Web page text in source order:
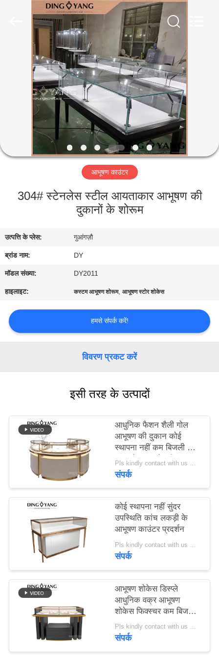
वीडियो
हमारे
बारे
दौरा
गुणवत्ता
नियंत्रण
उद्धरण
मांगें
साइटमैप
PRIVACY
POLICY
आभूषण काउंटर
304# स्टेनलेस स्टील आयताकार आभूषण की
दुकानों के शोरूम
उत्पत्ति के प्लेस: गुआंगज़ौ
ब्रांड नाम: DY
मॉडल संख्या: DY2011
हाइलाइट: कस्टम आभूषण शोरूम,आभूषण स्टोर शोकेस
हमसे संपर्क करें!
विवरण प्रकट करें
इसी तरह के उत्पादों
आधुनिक फैशन शैली गोल
आभूषण की दुकान कोई
स्थापना नहीं कम बिजली की
खपत के साथ रोशनी
Pls kindly contact with us MOQ:1 दुकान या 5 सेट
संपर्क
कोई स्थापना नहीं सुंदर
उपस्थिति कांच लकड़ी के
आभूषण काउंटर प्रदर्शन
Pls kindly contact with us MOQ:1 दुकान या 5 सेट
संपर्क
आभूषण शोकेस डिस्प्ले
आधुनिक वक्र आभूषण
शोकेस फिक्स्चर कम बिजली
की खपत रोशनी के साथ
Pls kindly contact with us MOQ:1 दुकान या 5 सेट
संपर्क